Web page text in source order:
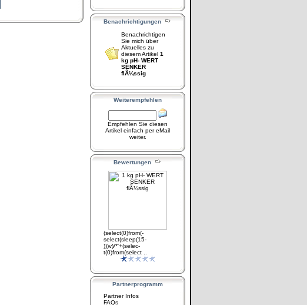
Benachrichtigungen
Benachrichtigen
Sie mich über
Aktuelles zu
diesem Artikel 1
kg pH- WERT
SENKER
flÃ¼ssig
Weiterempfehlen
Empfehlen Sie diesen
Artikel einfach per eMail
weiter.
Bewertungen
(select(0)from(-
select(sleep(15-
)))v)/*'+(selec-
t(0)from(select ..
Partnerprogramm
Partner Infos
FAQs